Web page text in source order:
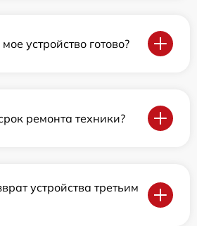
устройство готово?
ремонта техники?
устройства третьим